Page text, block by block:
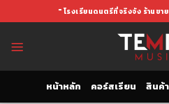
to
" โรงเรียนดนตรีที่จริงจัง ร้านขา
หน้าหลัก คอร์สเรียน สินค้า